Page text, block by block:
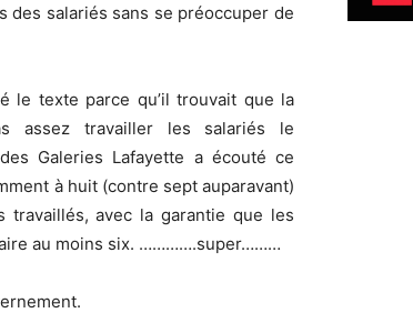
des salariés sans se préoccuper de
le texte parce qu’il trouvait que la
assez travailler les salariés le
Galeries Lafayette a écouté ce
à huit (contre sept auparavant)
travaillés, avec la garantie que les
au moins six. ………….super………